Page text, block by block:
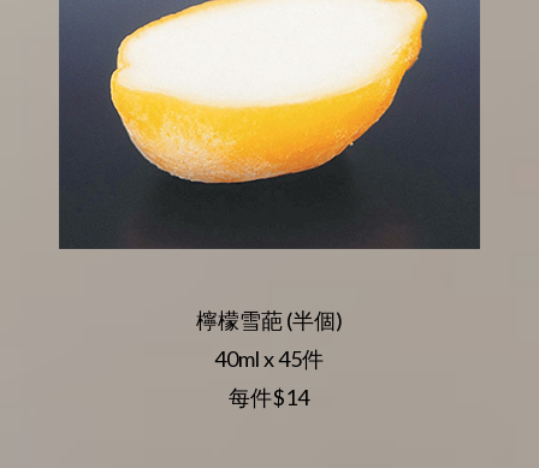
檸檬雪葩 (半個)
40ml x 45件
每件$14